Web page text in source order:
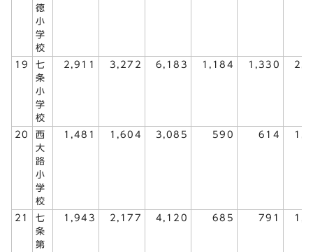
徳
小
学
校
19
七
条
小
学
校
2,911 3,272 6,183 1,184 1,330
20
西
大
路
小
学
校
1,481 1,604 3,085 590 614
21
七
条
第
1,943 2,177 4,120 685 791